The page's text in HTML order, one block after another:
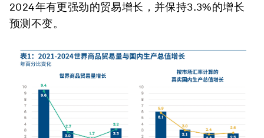
2024年有更强劲的贸易增长，并保持3.3%的增长
预测不变。